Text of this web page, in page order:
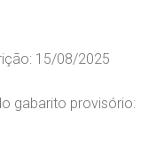
15/08/2025
gabarito provisório: